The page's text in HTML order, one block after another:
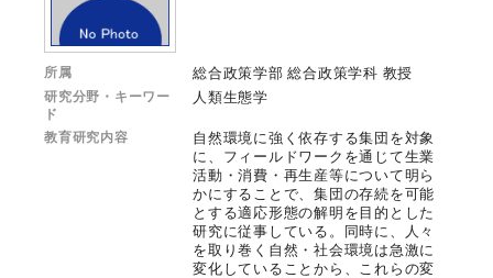
所属 総合政策学部 総合政策学科 教授
研究分野・キーワー
ド
人類生態学
教育研究内容
自然環境に強く依存する集団を対象
に、フィールドワークを通じて生業
活動・消費・再生産等について明ら
かにすることで、集団の存続を可能
とする適応形態の解明を目的とした
研究に従事している。同時に、人々
を取り巻く自然・社会環境は急激に
変化していることから、これらの変